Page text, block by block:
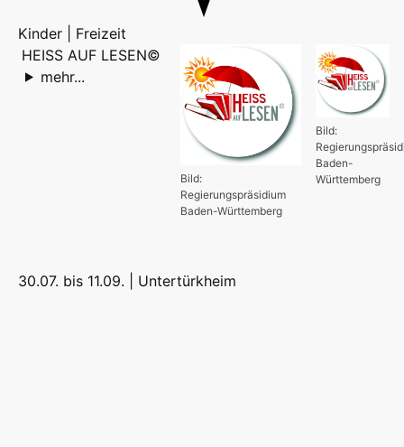
Kinder | Freizeit
Bild:
Baden-
Württemberg
Bild:
Regierungspräsidium
Baden-Württemberg
HEISS AUF LESEN©
mehr...
30.07. bis 11.09. | Untertürkheim